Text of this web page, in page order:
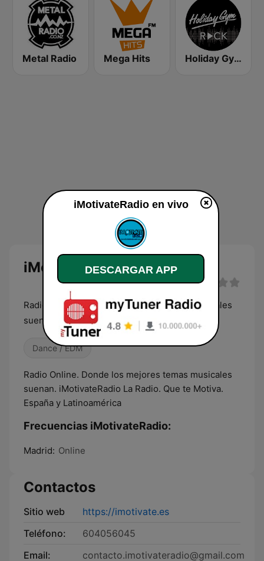
Metal Radio Mega Hits Holiday Gym Rock
iMotivateRadio en directo
Radio Online. Donde los mejores temas musicales
suenan.
Dance / EDM
Radio Online. Donde los mejores temas musicales
suenan. iMotivateRadio La Radio. Que te Motiva.
España y Latinoamérica
Frecuencias iMotivateRadio:
Madrid: Online
Contactos
Sitio web
https://imotivate.es
Teléfono:
604056045
Email:
contacto.imotivateradio@gmail.com
iMotivateRadio en vivo
DESCARGAR APP